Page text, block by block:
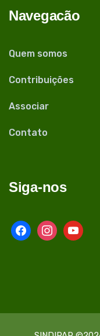
Navegacão
Quem somos
Contribuições
Associar
Contato
Siga-nos
facebookinstagram
youtube